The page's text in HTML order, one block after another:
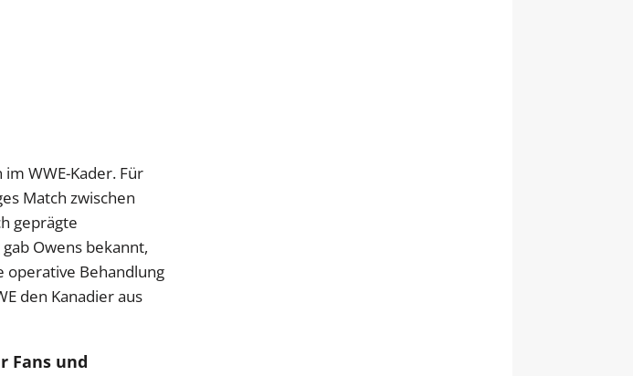
WWE-Kader. Für
Match zwischen
geprägte
Owens bekannt,
operative Behandlung
den Kanadier aus
Fans und